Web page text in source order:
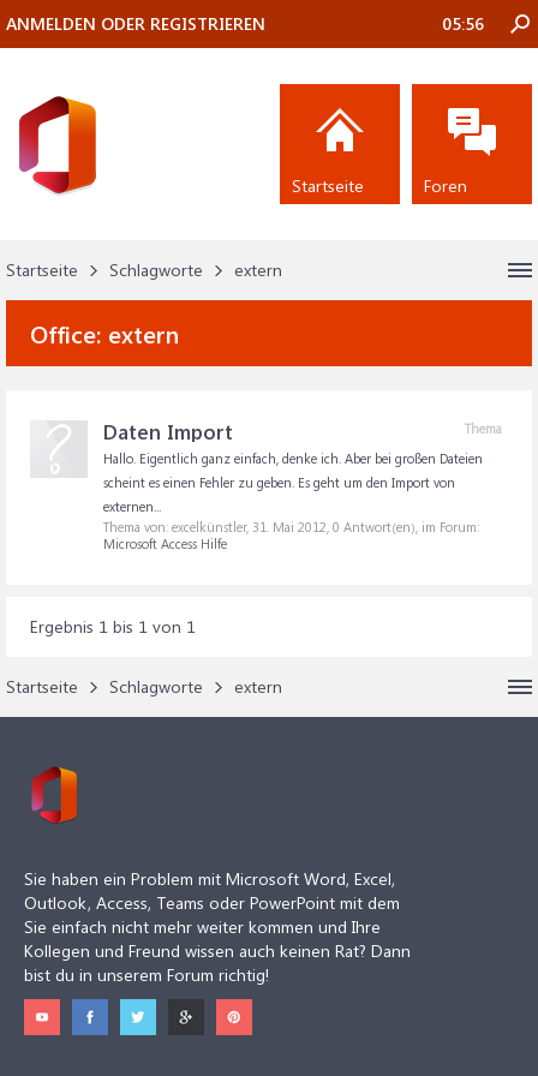
Startseite Schlagworte extern
Office: extern
Thema
Daten Import
Hallo. Eigentlich ganz einfach, denke ich. Aber bei großen Dateien
scheint es einen Fehler zu geben. Es geht um den Import von
externen...
Thema von: excelkünstler, 31. Mai 2012, 0 Antwort(en), im Forum:
Microsoft Access Hilfe
Ergebnis 1 bis 1 von 1
Startseite Schlagworte extern
ANMELDEN ODER REGISTRIEREN 05:56
Startseite Foren
Sie haben ein Problem mit Microsoft Word, Excel,
Outlook, Access, Teams oder PowerPoint mit dem
Sie einfach nicht mehr weiter kommen und Ihre
Kollegen und Freund wissen auch keinen Rat? Dann
bist du in unserem Forum richtig!